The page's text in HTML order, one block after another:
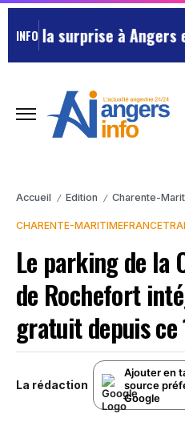
INFO
la surprise à Angers et
Accueil / Edition / Charente-
CHARENTE-MARITIMEFRANCE
Le parking de la
de Rochefort
gratuit depuis ce
La rédaction
Ajouter en
source
Google